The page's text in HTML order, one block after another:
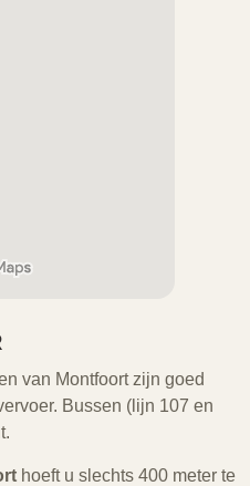
van Montfoort zijn goed
Bussen (lijn 107 en
hoeft u slechts 400 meter te